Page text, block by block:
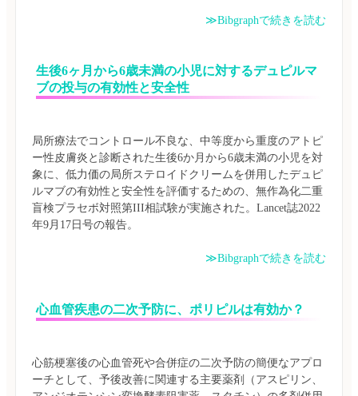
≫Bibgraphで続きを読む
生後6ヶ月から6歳未満の小児に対するデュピルマ
ブの投与の有効性と安全性
局所療法でコントロール不良な、中等度から重度のアトピ
ー性皮膚炎と診断された生後6か月から6歳未満の小児を対
象に、低力価の局所ステロイドクリームを併用したデュピ
ルマブの有効性と安全性を評価するための、無作為化二重
盲検プラセボ対照第III相試験が実施された。Lancet誌2022
≫Bibgraphで続きを読む
心血管疾患の二次予防に、ポリピルは有効か？
心筋梗塞後の心血管死や合併症の二次予防の簡便なアプロ
ーチとして、予後改善に関連する主要薬剤（アスピリン、